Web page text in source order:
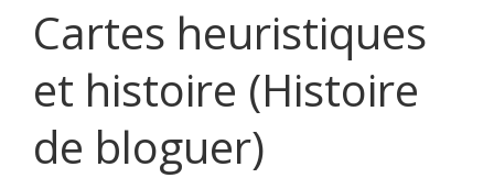
Cartes heuristiques
et histoire (Histoire
de bloguer)